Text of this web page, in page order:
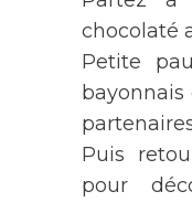
chocolaté
Petite
bayonnais
Puis
pour